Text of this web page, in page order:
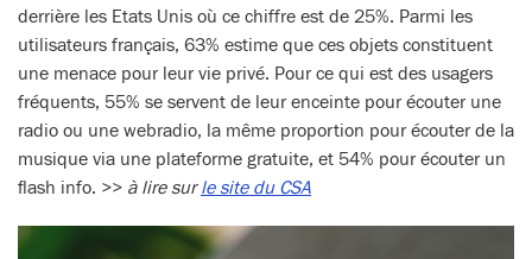
derrière les Etats Unis où ce chiffre est de 25%. Parmi les
utilisateurs français, 63% estime que ces objets constituent
une menace pour leur vie privé. Pour ce qui est des usagers
fréquents, 55% se servent de leur enceinte pour écouter une
radio ou une webradio, la même proportion pour écouter de la
musique via une plateforme gratuite, et 54% pour écouter un
flash info. >> à lire surle site du CSA